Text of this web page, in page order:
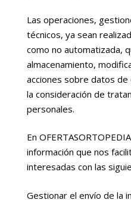
Las operaciones,
técnicos, ya sean
como no automatizada,
almacenamiento,
acciones sobre datos
la consideración de
personales.
En
información que nos
interesadas con las
Gestionar el envío de la